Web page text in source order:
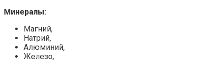
Минералы:
Магний,
Натрий,
Алюминий,
Железо,